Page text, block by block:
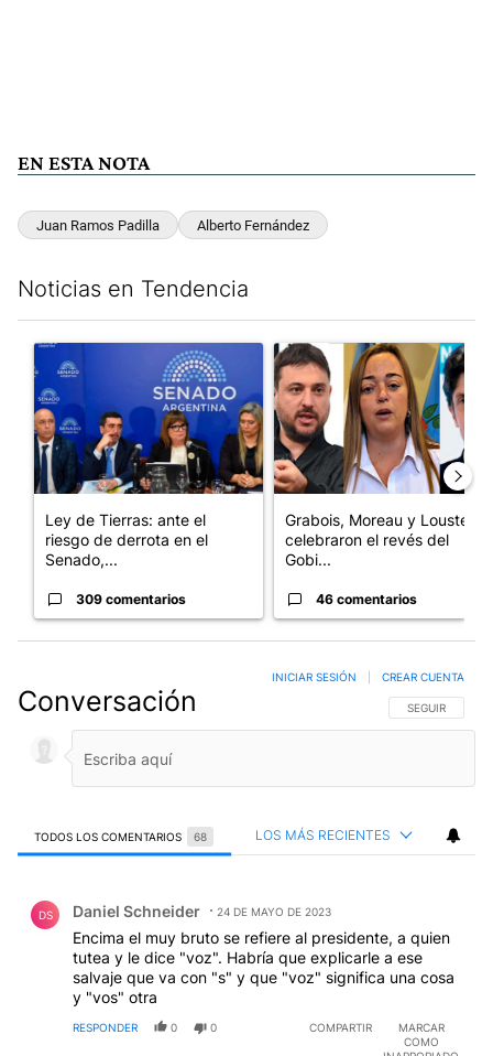
EN ESTA NOTA
Juan Ramos Padilla Alberto Fernández
Noticias en Tendencia
Un artículo de tendencia con el título "Ley de Tierras: ante el
Ley de Tierras: ante el
riesgo de derrota en el
Senado,...
309 comentarios
Un artículo de tendencia con
Grabois, Moreau y Lousteau
celebraron el revés del
Gobi...
46 comentarios
Conversación SIGA ESTA
SEGUIR
INICIAR SESIÓN CREAR CUENTA
TODOS LOS COMENTARIOS 68 LOS MÁS RECIENTES
DS Daniel Schneider 24 DE MAYO DE 2023
Encima el muy bruto se refiere al presidente, a quien
tutea y le dice "voz". Habría que explicarle a ese
salvaje que va con "s" y que "voz" significa una cosa
y "vos" otra
RESPONDER 0 0 COMPARTIR
MARCAR
COMO